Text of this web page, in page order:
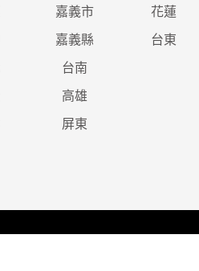
嘉義市 花蓮
嘉義縣 台東
台南
高雄
屏東